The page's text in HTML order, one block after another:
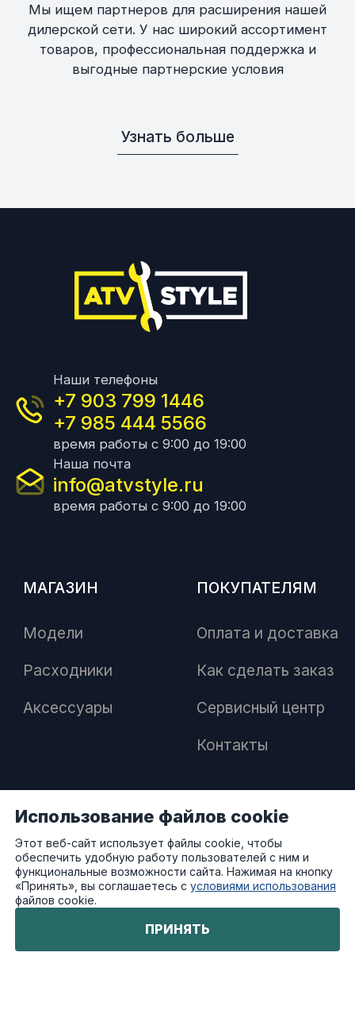
Мы ищем партнеров для расширения нашей
дилерской сети. У нас широкий ассортимент
товаров, профессиональная поддержка и
выгодные партнерские условия
Узнать больше
Наши телефоны
+7 903 799 1446
+7 985 444 5566
время работы с 9:00 до 19:00
Наша почта
info@atvstyle.ru
время работы с 9:00 до 19:00
МАГАЗИН
Модели
Расходники
Аксессуары
ПОКУПАТЕЛЯМ
Оплата и доставка
Как сделать заказ
Сервисный центр
Контакты
ПАРТНЕРАМ
Как стать дилером
Преимущества работы с нами
Использование файлов cookie
Этот веб-сайт использует файлы cookie, чтобы
обеспечить удобную работу пользователей с ним и
функциональные возможности сайта. Нажимая на кнопку
«Принять», вы соглашаетесь сусловиями использования
файлов cookie.
ПРИНЯТЬ